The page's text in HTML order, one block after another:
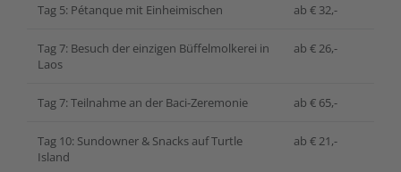
Tag 5: Pétanque mit Einheimischen ab € 32,-
Tag 7: Besuch der einzigen Büffelmolkerei in
Laos
ab € 26,-
Tag 7: Teilnahme an der Baci-Zeremonie ab € 65,-
Tag 10: Sundowner & Snacks auf Turtle
Island
ab € 21,-